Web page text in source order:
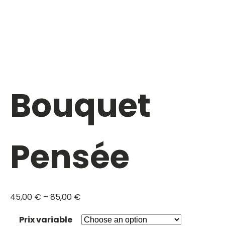
Bouquet
Pensée
45,00 € – 85,00 €
Prix variable